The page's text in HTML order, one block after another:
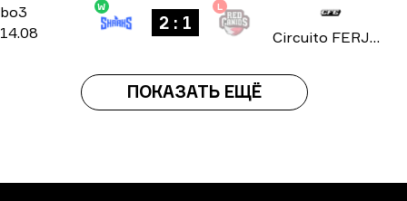
bo3 -bo3
14.08
W
2 : 1
L
Circuito FERJEE 2025
ПОКАЗАТЬ ЕЩЁ